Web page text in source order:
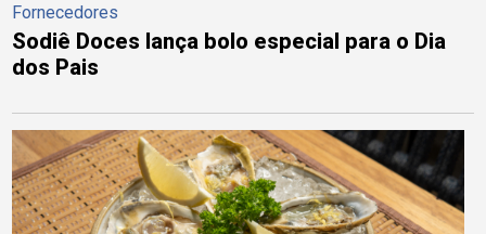
Fornecedores
Sodiê Doces lança bolo especial para o Dia
dos Pais